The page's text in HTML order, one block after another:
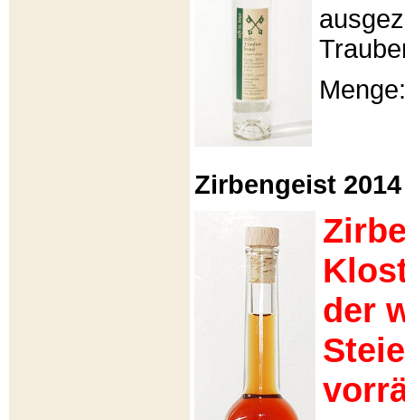
Zirbengeist
der